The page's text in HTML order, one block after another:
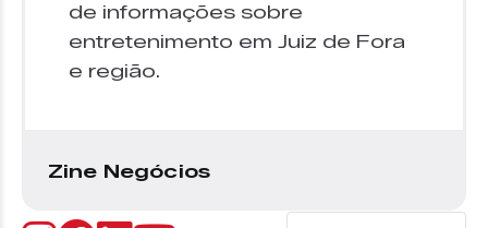
de informações sobre
entretenimento em Juiz de Fora
e região.
Zine Negócios